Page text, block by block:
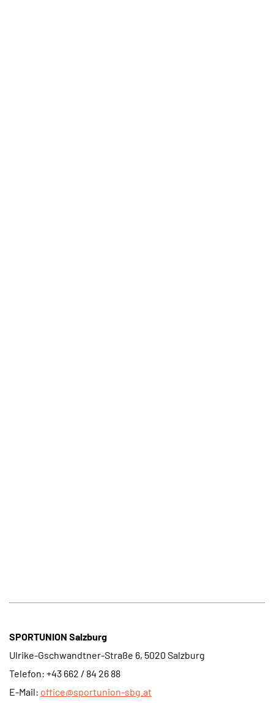
SPORTUNION Salzburg
Ulrike-Gschwandtner-Straße 6, 5020 Salzburg
Telefon: +43 662 / 84 26 88
E-Mail: office@sportunion-sbg.at